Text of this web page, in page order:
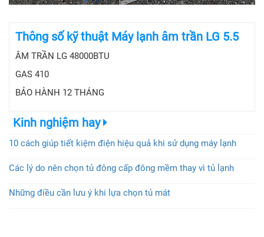
Thông số kỹ thuật Máy lạnh âm trần LG 5.5
ÂM TRẦN LG 48000BTU
GAS 410
BẢO HÀNH 12 THÁNG
Kinh nghiệm hay
10 cách giúp tiết kiệm điện hiệu quả khi sử dụng máy lạnh
Các lý do nên chọn tủ đông cấp đông mềm thay vì tủ lạnh
Những điều cần lưu ý khi lựa chọn tủ mát